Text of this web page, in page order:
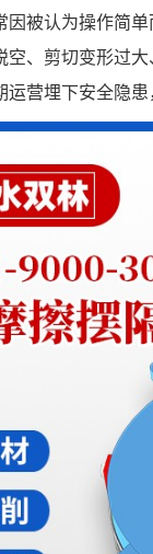
因被认为操作简
空、剪切变形过
运营埋下安全隐